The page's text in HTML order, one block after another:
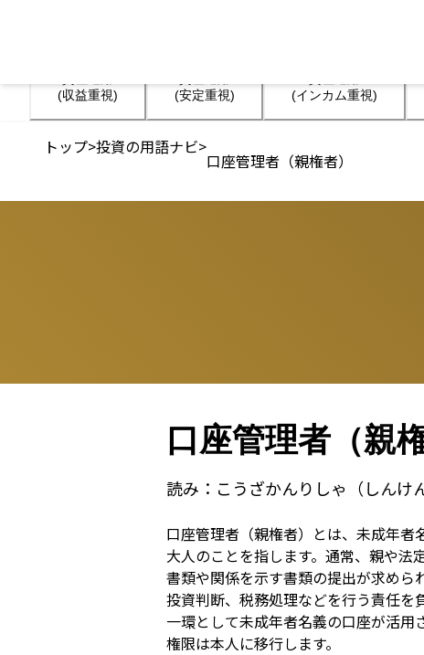
(収益重視)
(安定重視)
(インカム重視)
トップ>投資の用語ナビ>
口座管理者（親権者）
口座管理者（親権
読み： こうざかんりしゃ（しんけ
口座管理者（親権者）とは、未成年
大人のことを指します。通常、親や
書類や関係を示す書類の提出が求めら
投資判断、税務処理などを行う責任を
一環として未成年者名義の口座が活
権限は本人に移行します。